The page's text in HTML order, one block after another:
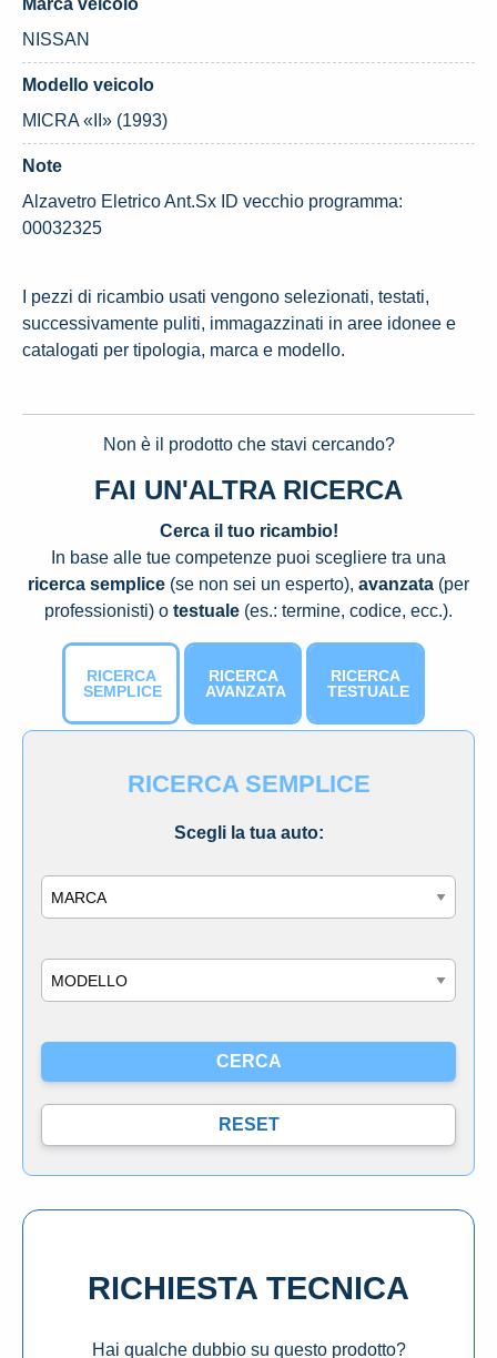
Marca veicolo
NISSAN
Modello veicolo
MICRA «II» (1993)
Note
Alzavetro Eletrico Ant.Sx ID vecchio programma:
00032325
I pezzi di ricambio usati vengono selezionati, testati,
successivamente puliti, immagazzinati in aree idonee e
catalogati per tipologia, marca e modello.
Non è il prodotto che stavi cercando?
FAI UN'ALTRA RICERCA
Cerca il tuo ricambio!
In base alle tue competenze puoi scegliere tra una
ricerca semplice (se non sei un esperto), avanzata (per
professionisti) o testuale (es.: termine, codice, ecc.).
RICERCA
SEMPLICE
RICERCA
AVANZATA
RICERCA
TESTUALE
RICERCA SEMPLICE
Scegli la tua auto:
RICHIESTA TECNICA
Hai qualche dubbio su questo prodotto?